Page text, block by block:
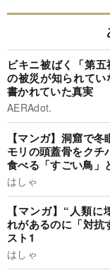
ビキニ被ばく「第
の被災が知られて
書かれていた真実
AERAdot.
【マンガ】洞窟で
モリの頭蓋骨をクチ
食べる「すごい鳥」
はしゃ
【マンガ】“人類
れがあるのに「対抗
スト1
はしゃ